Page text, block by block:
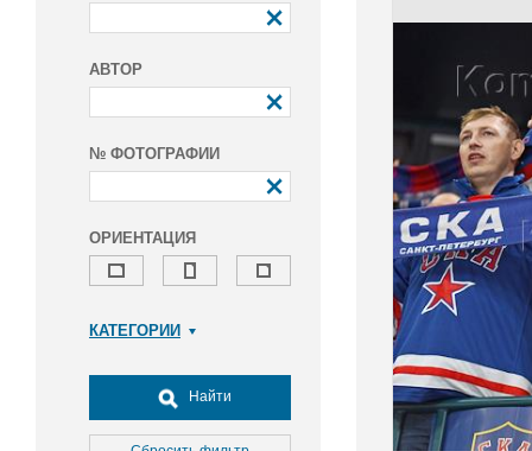
АВТОР
№ ФОТОГРАФИИ
ОРИЕНТАЦИЯ
КАТЕГОРИИ
Досуг, туризм и отдых
Культура
Найти